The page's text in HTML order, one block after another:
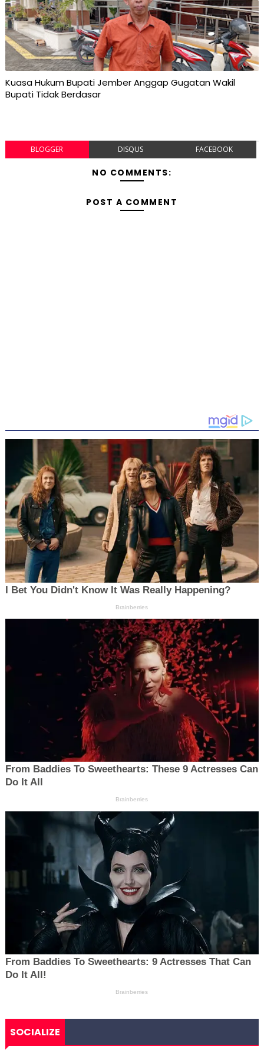
Kuasa Hukum Bupati Jember Anggap Gugatan Wakil
Bupati Tidak Berdasar
BLOGGER DISQUS FACEBOOK
NO COMMENTS:
POST A COMMENT
SOCIALIZE